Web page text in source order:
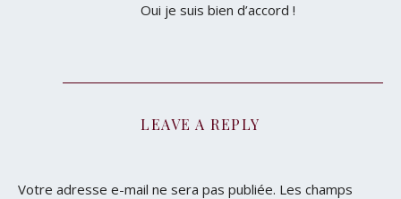
Oui je suis bien d’accord !
LEAVE A REPLY
Votre adresse e-mail ne sera pas publiée. Les champs